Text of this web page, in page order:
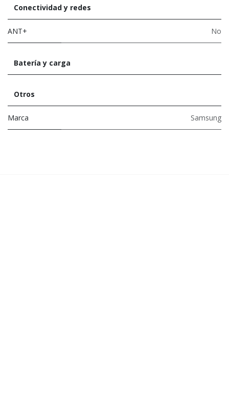
Conectividad y redes
ANT+ No
Batería y carga
Otros
Marca Samsung